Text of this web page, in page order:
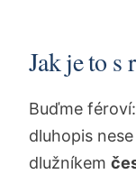
Jak je to s
Buďme
dluhopis
dlužníkem